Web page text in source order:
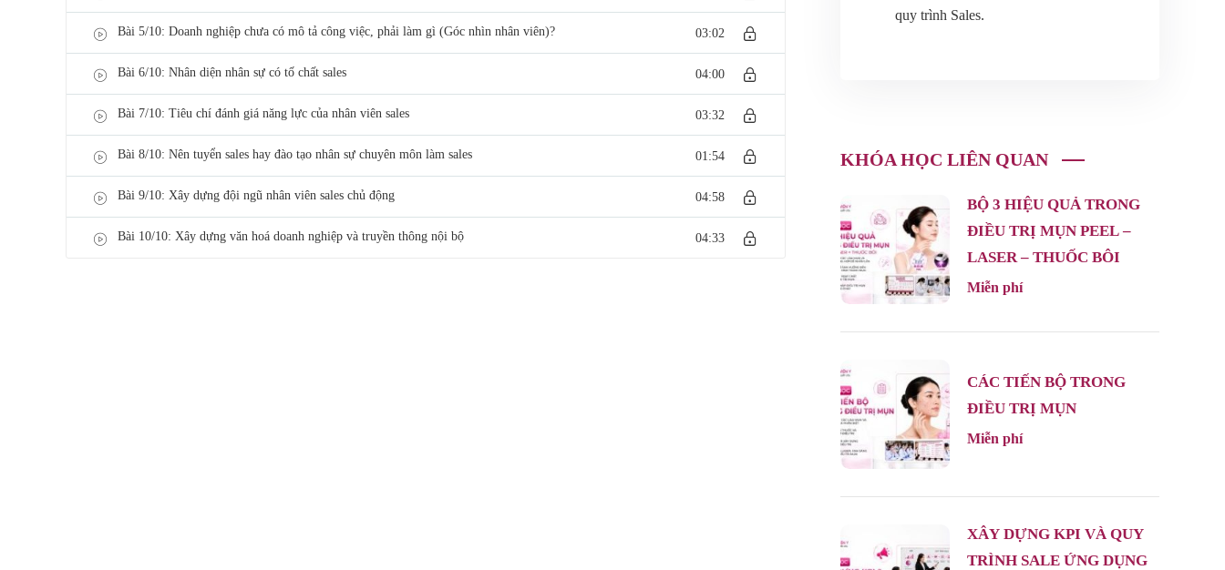
Bài 5/10: Doanh nghiệp chưa có mô tả công việc, phải làm gì (Góc nhìn nhân viên)? 03:02
Bài 6/10: Nhân diện nhân sự có tố chất sales 04:00
Bài 7/10: Tiêu chí đánh giá năng lực của nhân viên sales 03:32
Bài 8/10: Nên tuyển sales hay đào tạo nhân sự chuyên môn làm sales 01:54
Bài 9/10: Xây dựng đội ngũ nhân viên sales chủ động 04:58
Bài 10/10: Xây dựng văn hoá doanh nghiệp và truyền thông nội bộ 04:33
quy trình Sales.
KHÓA HỌC LIÊN QUAN
BỘ 3 HIỆU QUẢ TRONG
ĐIỀU TRỊ MỤN PEEL –
LASER – THUỐC BÔI
Miễn phí
CÁC TIẾN BỘ TRONG
ĐIỀU TRỊ MỤN
Miễn phí
XÂY DỰNG KPI VÀ QUY
TRÌNH SALE ỨNG DỤNG